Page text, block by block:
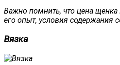
Важно помнить, что цена щенка
его опыт, условия содержания
Вязка